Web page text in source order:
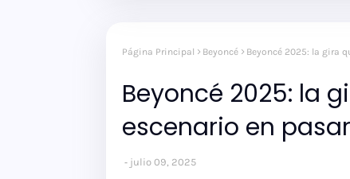
Página Principal Beyoncé Beyoncé 2025: la gira
Beyoncé 2025: la
escenario en
julio 09, 2025